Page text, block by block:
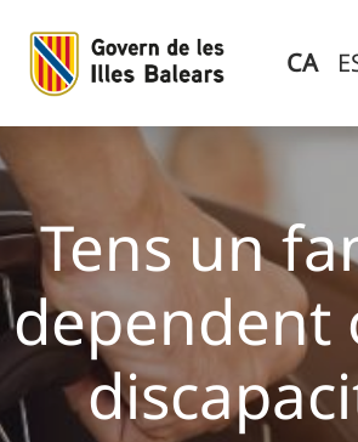
CA
Tens un
dependent